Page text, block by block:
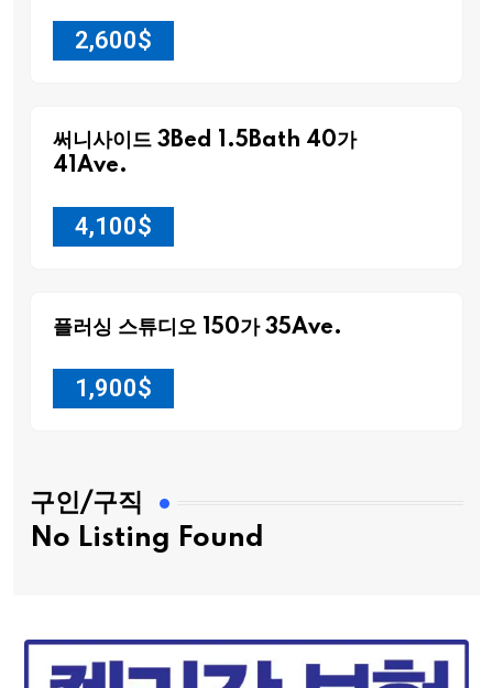
2,600$
써니사이드 3Bed 1.5Bath 40가
41Ave.
4,100$
플러싱 스튜디오 150가 35Ave.
1,900$
구인/구직
No Listing Found